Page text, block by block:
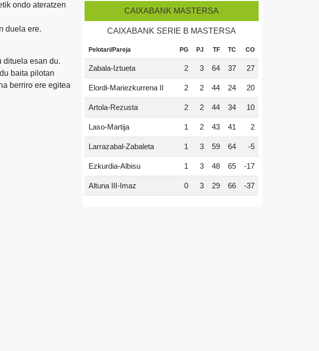
ondo ateratzen
duela ere.
dituela esan du.
baita pilotan
berriro ere egitea
CAIXABANK MASTERSA
CAIXABANK SERIE B MASTERSA
Pelotari/Pareja PG PJ TF TC CO
Zabala-Iztueta 2 3 64 37 27
Elordi-Mariezkurrena II 2 2 44 24 20
Artola-Rezusta 2 2 44 34 10
Laso-Martija 1 2 43 41 2
Larrazabal-Zabaleta 1 3 59 64 -5
Ezkurdia-Albisu 1 3 48 65 -17
Altuna III-Imaz 0 3 29 66 -37